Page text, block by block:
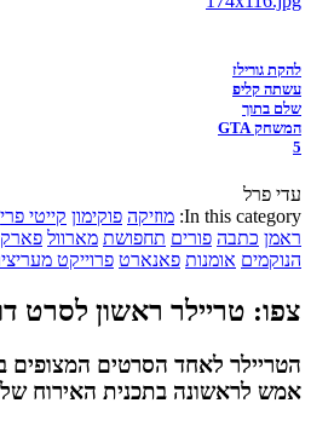
להקת גורילז
עשתה קליפ
שלם בתוך
המשחק GTA
5
עדי פרל
In this category: מוזיקה פוקימון קייטי פרי
ראמן כתבה פורים תחפושת מארוול פארק
הנוקמים אומנות פאנארט פרוייקט
צפו: טריילר ראשון לסרט
הטריילר לאחד הסרטים המצופים
אמש לראשונה בתכנית האירוח של